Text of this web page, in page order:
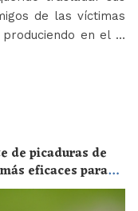
de las víctimas
en el …
de picaduras de
eficaces para